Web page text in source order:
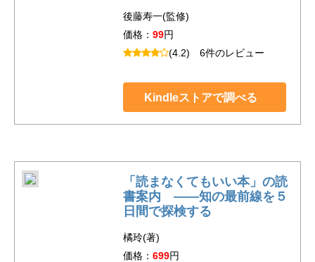
後藤寿一(監修)
価格： 99円
(4.2) 6件のレビュー
Kindleストアで調べる
「読まなくてもいい本」の読
書案内 ――知の最前線を５
日間で探検する
橘玲(著)
価格： 699円